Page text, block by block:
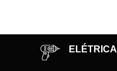
ELÉTRICA